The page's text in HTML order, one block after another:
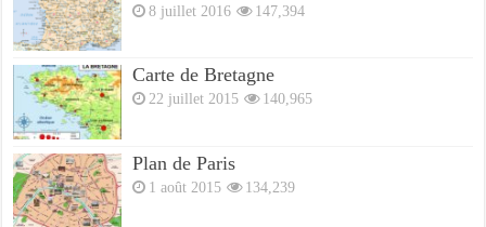
8 juillet 2016 147,394
Carte de Bretagne
22 juillet 2015 140,965
Plan de Paris
1 août 2015 134,239